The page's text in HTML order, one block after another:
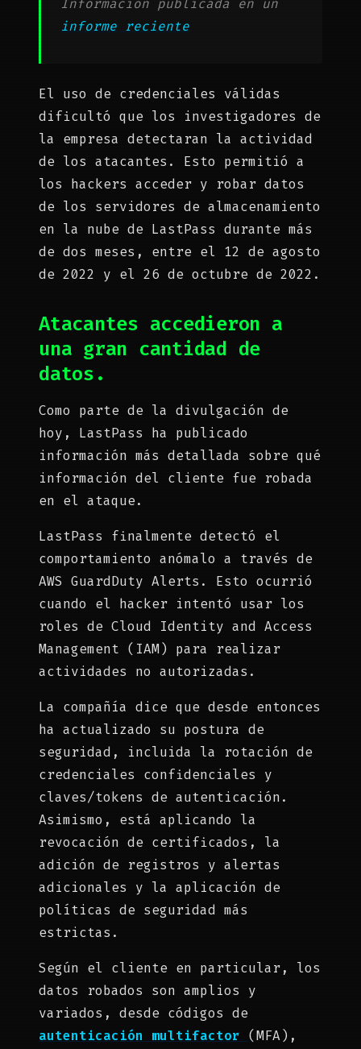
Información publicada en un
informe reciente
El uso de credenciales válidas
dificultó que los investigadores de
la empresa detectaran la actividad
de los atacantes. Esto permitió a
los hackers acceder y robar datos
de los servidores de almacenamiento
en la nube de LastPass durante más
de dos meses, entre el 12 de agosto
de 2022 y el 26 de octubre de 2022.
Atacantes accedieron a
una gran cantidad de
datos.
Como parte de la divulgación de
hoy, LastPass ha publicado
información más detallada sobre qué
información del cliente fue robada
en el ataque.
LastPass finalmente detectó el
comportamiento anómalo a través de
AWS GuardDuty Alerts. Esto ocurrió
cuando el hacker intentó usar los
roles de Cloud Identity and Access
Management (IAM) para realizar
actividades no autorizadas.
La compañía dice que desde entonces
ha actualizado su postura de
seguridad, incluida la rotación de
credenciales confidenciales y
claves/tokens de autenticación.
Asimismo, está aplicando la
revocación de certificados, la
adición de registros y alertas
adicionales y la aplicación de
políticas de seguridad más
estrictas.
Según el cliente en particular, los
datos robados son amplios y
variados, desde códigos de
autenticación multifactor (MFA),